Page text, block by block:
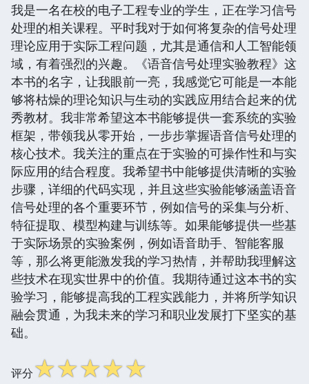
我是一名在校的电子工程专业的学生，正在学习信号
处理的相关课程。平时我对于如何将复杂的信号处理
理论应用于实际工程问题，尤其是通信和人工智能领
域，有着强烈的兴趣。《语音信号处理实验教程》这
本书的名字，让我眼前一亮，我感觉它可能是一本能
够将枯燥的理论知识与生动的实践应用结合起来的优
秀教材。我非常希望这本书能够提供一套系统的实验
框架，带领我从零开始，一步步掌握语音信号处理的
核心技术。我关注的重点在于实验的可操作性和与实
际应用的结合程度。我希望书中能够提供清晰的实验
步骤，详细的代码实现，并且这些实验能够涵盖语音
信号处理的各个重要环节，例如信号的采集与分析、
特征提取、模型构建与训练等。如果能够提供一些基
于实际场景的实验案例，例如语音助手、智能客服
等，那么将更能激发我的学习热情，并帮助我理解这
些技术在现实世界中的价值。我期待通过这本书的实
验学习，能够提高我的工程实践能力，并将所学知识
融会贯通，为我未来的学习和职业发展打下坚实的基
础。
评分☆☆☆☆☆